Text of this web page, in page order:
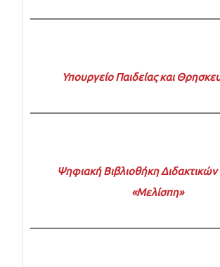
Υπουργείο Παιδείας και
Ψηφιακή Βιβλιοθήκη Διδακτικών
«Μελίσπη»